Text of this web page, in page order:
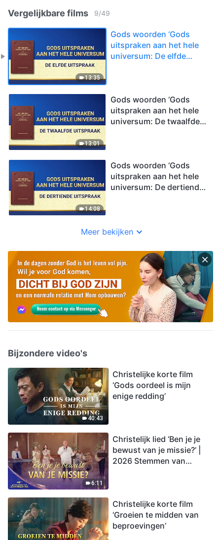
Vergelijkbare films 9/49
13:35
Gods woorden ‘Gods
uitspraken aan het hele
universum: De elfde
13:01
Gods woorden ‘Gods
uitspraken aan het hele
universum: De twaalfde
14:08
Gods woorden ‘Gods
uitspraken aan het hele
universum: De dertiende
Meer bekijken
Bijzondere video's
40:43
Christelijke korte film
‘Gods oordeel is mijn
enige redding’
6:11
Christelijk lied ‘Ben je je
bewust van je missie?’ |
2026 Stemmen van
Christelijke korte film
‘Groeien te midden van
beproevingen’